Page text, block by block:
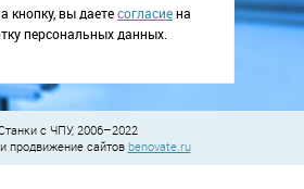
кнопку, вы даетесогласиена
персональных данных.
с ЧПУ, 2006–2022
продвижение сайтов benovate.ru